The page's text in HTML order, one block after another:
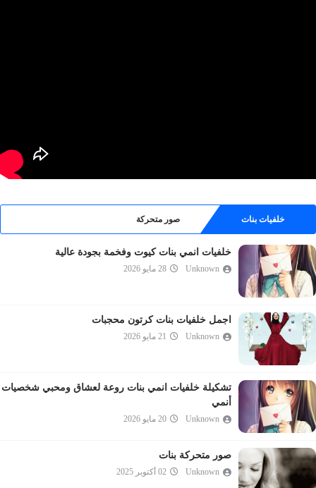
خلفيات بنات صور متحركة
خلفيات انمي بنات كيوت وفخمة بجودة عالية
Unknown 28 مايو 2026
اجمل خلفيات بنات كرتون محجبات
Unknown 21 مايو 2026
تشكيلة خلفيات انمي بنات روعة لعشاق ومحبي شخصيات
أنمي
Unknown 20 مايو 2026
صور متحركة بنات
Unknown 02 أكتوبر 2025